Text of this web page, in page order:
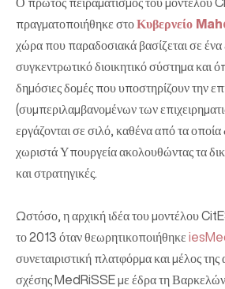
πραγματοποιήθηκε στοΚυβερνείο
χώρα που παραδοσιακά βασίζεται σε ένα
συγκεντρωτικό διοικητικό σύστημα και
δημόσιες δομές που υποστηρίζουν την
(συμπεριλαμβανομένων των
εργάζονται σε σιλό, καθένα από τα οποία
χωριστά Υπουργεία ακολουθώντας τα
και στρατηγικές.
Ωστόσο, η αρχική ιδέα του μοντέλου
το 2013 όταν θεωρητικοποιήθηκε
συνεταιριστική πλατφόρμα και μέλος της
σχέσης MedRiSSE με έδρα τη